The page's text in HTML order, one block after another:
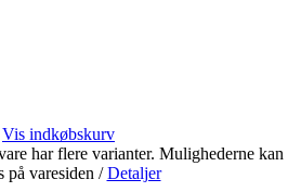
Vis indkøbskurv
har flere varianter. Mulighederne kan
på varesiden / Detaljer